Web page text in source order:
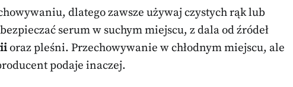
dlatego zawsze używaj czystych rąk lub
serum w suchym miejscu, z dala od źródeł
oraz pleśni. Przechowywanie w chłodnym miejscu, ale
podaje inaczej.